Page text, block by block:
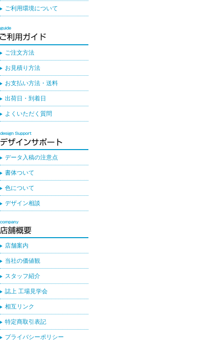
ご利用環境について
ご注文方法
お見積り方法
お支払い方法・送料
出荷日・到着日
よくいただく質問
データ入稿の注意点
書体ついて
色について
デザイン相談
店舗案内
当社の価値観
スタッフ紹介
誌上 工場見学会
相互リンク
特定商取引表記
プライバシーポリシー